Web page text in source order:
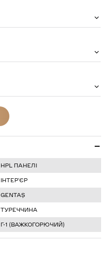
HPL ПАНЕЛІ
ІНТЕР’ЄР
GENTAŞ
ТУРЕЧЧИНА
Г-1 (ВАЖКОГОРЮЧИЙ)